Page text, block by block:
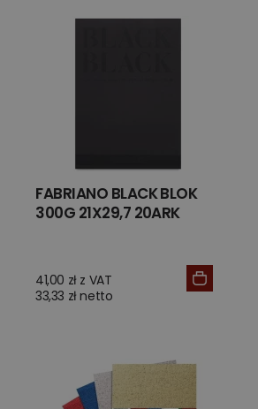
FABRIANO BLACK BLOK
300G 21X29,7 20ARK
41,00 zł z VAT
33,33 zł netto